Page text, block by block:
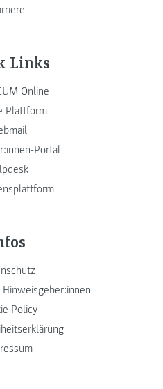
Links
Online
Plattform
Portal
Policy